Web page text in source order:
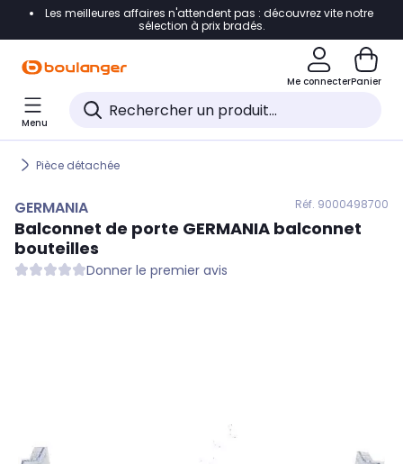
Accéder directement à la navigation
Accéder directement au pied de page
Accéder directement au chatbot
Les meilleures affaires n'attendent pas : découvrez vite notre
sélection à prix bradés.
Me connecterPanier
Menu
Pièce détachée
GERMANIA Réf. 9000498700
Balconnet de porte GERMANIA balconnet
bouteilles
Donner le premier avis